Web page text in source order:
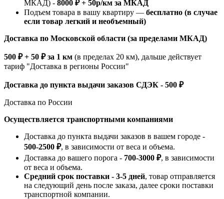
МКАД) - 8000 ₽ + 50р/км за МКАД
Подъем товара в вашу квартиру — бесплатно (в случае
если товар легкий и необъемный)
Доставка по Московской области (за пределами МКАД)
500 ₽ + 50 ₽ за 1 км (в пределах 20 км), дальше действует
тариф "Доставка в регионы России"
Доставка до пункта выдачи заказов СДЭК - 500 ₽
Доставка по России
Осуществляется транспортными компаниями
Доставка до пункта выдачи заказов в вашем городе -
500-2500 ₽, в зависимости от веса и объема.
Доставка до вашего порога - 700-3000 ₽, в зависимости
от веса и объема.
Средний срок поставки - 3-5 дней, товар отправляется
на следующий день после заказа, далее сроки поставки
транспортной компании.